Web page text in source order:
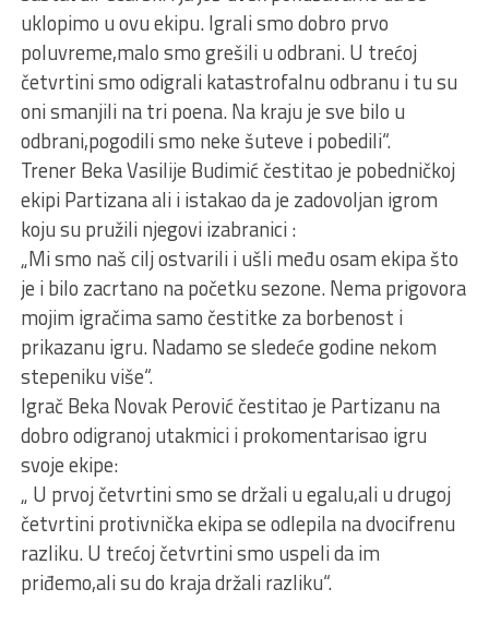
uklopimo u ovu ekipu. Igrali smo dobro prvo
poluvreme,malo smo grešili u odbrani. U trećoj
četvrtini smo odigrali katastrofalnu odbranu i tu su
oni smanjili na tri poena. Na kraju je sve bilo u
odbrani,pogodili smo neke šuteve i pobedili“.
Trener Beka Vasilije Budimić čestitao je pobedničkoj
ekipi Partizana ali i istakao da je zadovoljan igrom
koju su pružili njegovi izabranici :
„Mi smo naš cilj ostvarili i ušli među osam ekipa što
je i bilo zacrtano na početku sezone. Nema prigovora
mojim igračima samo čestitke za borbenost i
prikazanu igru. Nadamo se sledeće godine nekom
stepeniku više“.
Igrač Beka Novak Perović čestitao je Partizanu na
dobro odigranoj utakmici i prokomentarisao igru
svoje ekipe:
„ U prvoj četvrtini smo se držali u egalu,ali u drugoj
četvrtini protivnička ekipa se odlepila na dvocifrenu
razliku. U trećoj četvrtini smo uspeli da im
priđemo,ali su do kraja držali razliku“.